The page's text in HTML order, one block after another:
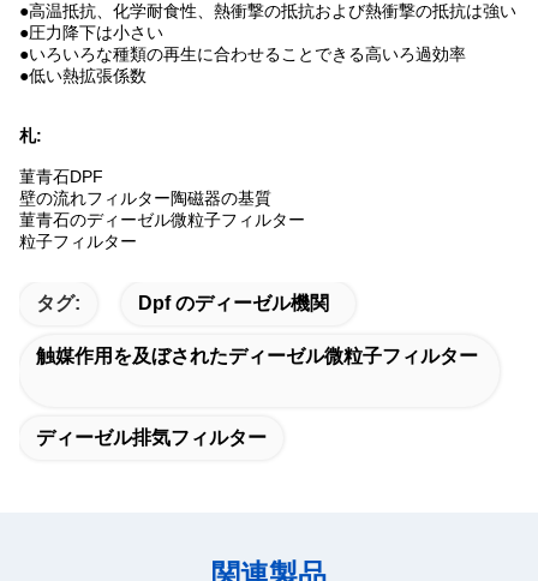
●高温抵抗、化学耐食性、熱衝撃の抵抗および熱衝撃の抵抗は強い
●圧力降下は小さい
●いろいろな種類の再生に合わせることできる高いろ過効率
●低い熱拡張係数
札:
菫青石DPF
壁の流れフィルター陶磁器の基質
菫青石のディーゼル微粒子フィルター
粒子フィルター
タグ: Dpf のディーゼル機関
触媒作用を及ぼされたディーゼル微粒子フィルター
ディーゼル排気フィルター
関連製品